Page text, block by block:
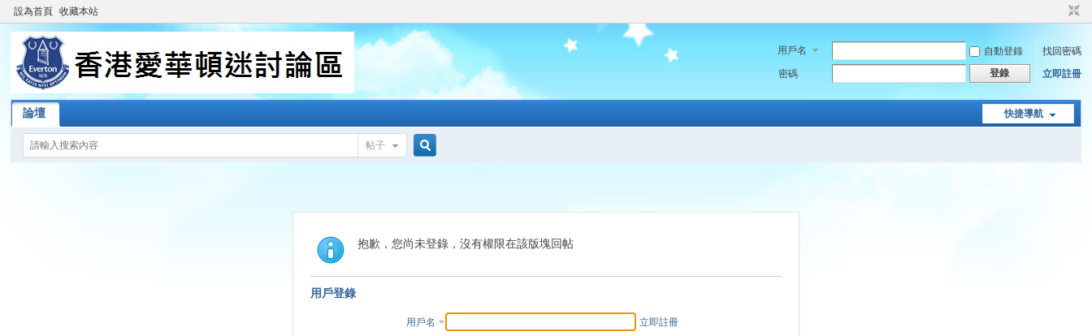
設為首頁 收藏本站
用戶名 自動登錄
找回密碼
密碼
登錄 立即註冊
快捷導航
論壇
帖子
索
抱歉，您尚未登錄，沒有權限在該版塊回帖
用戶登錄
用戶名 立即註冊